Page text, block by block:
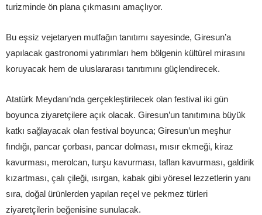
turizminde ön plana çıkmasını amaçlıyor.
Bu eşsiz vejetaryen mutfağın tanıtımı sayesinde, Giresun’a
yapılacak gastronomi yatırımları hem bölgenin kültürel mirasını
koruyacak hem de uluslararası tanıtımını güçlendirecek.
Atatürk Meydanı’nda gerçekleştirilecek olan festival iki gün
boyunca ziyaretçilere açık olacak. Giresun’un tanıtımına büyük
katkı sağlayacak olan festival boyunca; Giresun’un meşhur
fındığı, pancar çorbası, pancar dolması, mısır ekmeği, kiraz
kavurması, merolcan, turşu kavurması, taflan kavurması, galdirik
kızartması, çalı çileği, ısırgan, kabak gibi yöresel lezzetlerin yanı
sıra, doğal ürünlerden yapılan reçel ve pekmez türleri
ziyaretçilerin beğenisine sunulacak.